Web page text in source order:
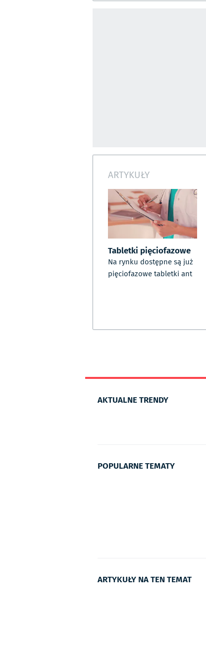
ARTYKUŁY
Tabletki pięciofazowe
Na rynku dostępne są już
pięciofazowe tabletki ant
AKTUALNE TRENDY
POPULARNE TEMATY
ARTYKUŁY NA TEN TEMAT